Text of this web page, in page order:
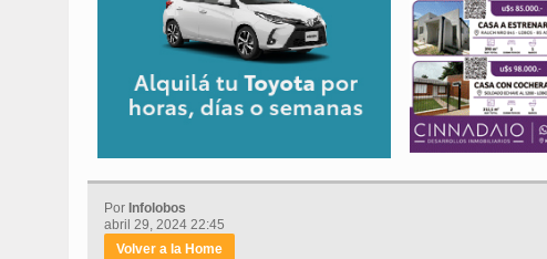
Por Infolobos
abril 29, 2024 22:45
Volver a la Home